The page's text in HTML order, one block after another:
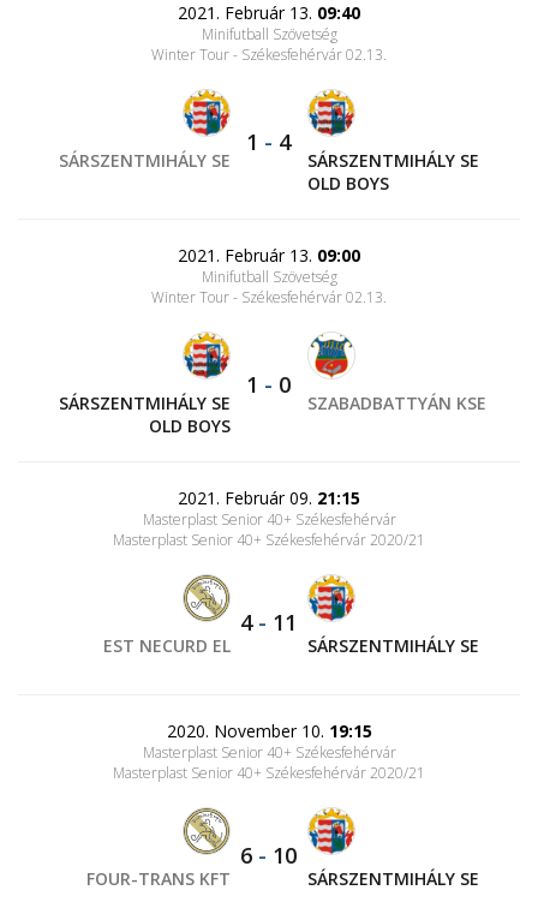
2021. Február 13. 09:40
Minifutball Szövetség
Winter Tour - Székesfehérvár 02.13.
SÁRSZENTMIHÁLY SE
1 - 4
SÁRSZENTMIHÁLY SE
OLD BOYS
2021. Február 13. 09:00
Minifutball Szövetség
Winter Tour - Székesfehérvár 02.13.
SÁRSZENTMIHÁLY SE
OLD BOYS
1 - 0
SZABADBATTYÁN KSE
2021. Február 09. 21:15
Masterplast Senior 40+ Székesfehérvár
Masterplast Senior 40+ Székesfehérvár 2020/21
EST NECURD EL
4- 11
SÁRSZENTMIHÁLY SE
2020. November 10. 19:15
Masterplast Senior 40+ Székesfehérvár
Masterplast Senior 40+ Székesfehérvár 2020/21
FOUR-TRANS KFT
6 - 10
SÁRSZENTMIHÁLY SE